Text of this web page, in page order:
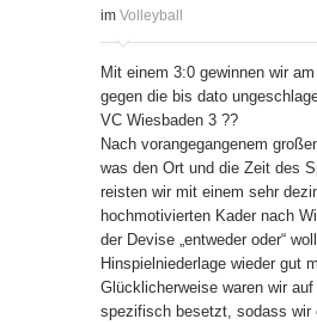
im Volleyball
Mit einem 3:0 gewinnen wir
gegen die bis dato
VC Wiesbaden 3 ??
Nach vorangegangenem
was den Ort und die Zeit des
reisten wir mit einem sehr
hochmotivierten Kader nach
der Devise „entweder oder“
Hinspielniederlage wieder gut
Glücklicherweise waren wir
spezifisch besetzt, sodass wir